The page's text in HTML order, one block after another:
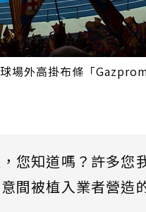
場外高掛布條「
您知道嗎？許多您
間被植入業者營造